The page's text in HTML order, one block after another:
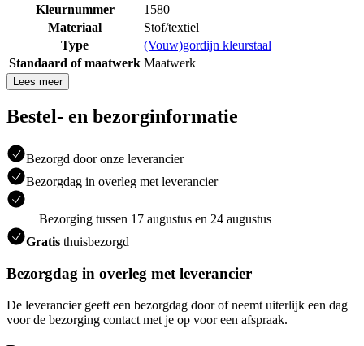
Kleurnummer
1580
Materiaal
Stof/textiel
Type
(Vouw)gordijn kleurstaal
Standaard of maatwerk Maatwerk
Lees meer
Bestel- en bezorginformatie
Bezorgd door onze leverancier
Bezorgdag in overleg met leverancier
Bezorging tussen 17 augustus en 24 augustus
Gratis thuisbezorgd
Bezorgdag in overleg met leverancier
De leverancier geeft een bezorgdag door of neemt uiterlijk een dag
voor de bezorging contact met je op voor een afspraak.